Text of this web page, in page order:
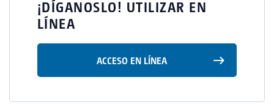
¡DÍGANOSLO! UTILIZAR EN
LÍNEA
ACCESO EN LÍNEA